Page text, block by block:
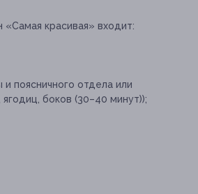
красивая» входит:
поясничного отдела или
боков (30–40 минут));